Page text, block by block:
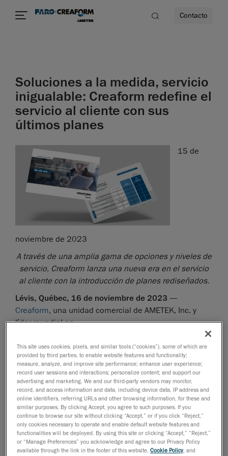
Contacto
Soluciones a la medida, servicio
inigualable: Creaform redefine el
servicio al cliente con sus
últimos planes
15 de
noviembre de 2023
A través de una amplia gama de opciones y niveles de
servicio, Creaform lanza una nueva era en el servicio
al cliente con la introducción de planes rediseñados.
Lévis, Québec, 16 de noviembre de 2023 —
Creaform, una unidad comercial de AMETEK, Inc. y
líder mundial en
portátiles
, anunció hoy algunos cambios importantes en su
oferta de planes de servicio al cliente. Siempre
esforzándose por brindar a sus clientes la mejor
experiencia y asistencia posibles, Creaform mejoró su
oferta de planes de servicio al cliente con varias
opciones para garantizar una adaptación perfecta. Al
ofrecer esta flexibilidad añadida a todos aquellos que
utilizan su tecnología, Creaform refuerza su
compromiso con su éxito y el deseo de atender mejor
This site uses cookies, pixels, and similar tools (“cookies”), some of which are
provided by third parties, to enable website features and functionality;
measure, analyze, and improve site performance; enhance user experience;
record user sessions and interactions; personalize content; and support our
advertising and marketing. We and our third-party vendors may monitor,
record, and access information and data, including device data, IP address and
online identifiers, referring URLs and other browsing information, for these and
similar purposes. By clicking Accept, you agree to such purposes. If you
continue to browse our site without clicking “Accept,” or if you click “Reject,”
only cookies necessary to operate and enable default website features and
functionalities will be deployed. By using this site or clicking “Accept,” “Reject,”
or “Manage Preferences” you acknowledge and agree to our Privacy Policy
available through the link in the footer of this website,Cookie Policy, and